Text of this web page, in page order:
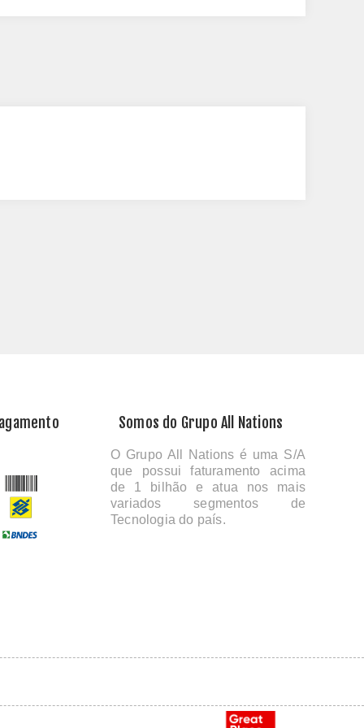
Somos do Grupo All Nations
O Grupo All Nations é uma S/A
que possui faturamento acima
de 1 bilhão e atua nos mais
variados segmentos de
Tecnologia do país.